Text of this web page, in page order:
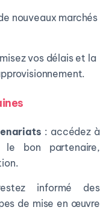
nouveaux marchés
vos délais et la
: accédez à
le bon partenaire,
informé des
de mise en œuvre